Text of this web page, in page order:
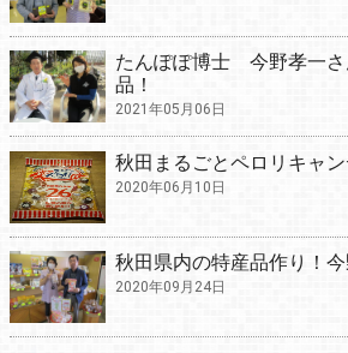
たんぽぽ博士 今野孝一さ
品！
2021年05月06日
秋田まるごとペロリキャ
2020年06月10日
秋田県内の特産品作り！
2020年09月24日